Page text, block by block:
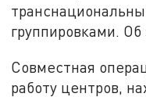
группировками.
Совместная
работу центров,